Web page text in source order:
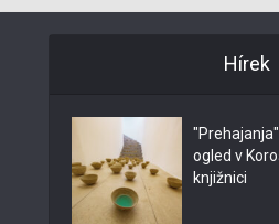
Hírek
ogled v
knjižnici